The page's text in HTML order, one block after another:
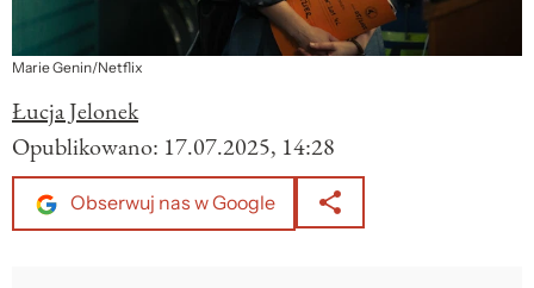
Marie Genin/Netflix
Łucja Jelonek
Opublikowano: 17.07.2025, 14:28
Obserwuj nas w Google